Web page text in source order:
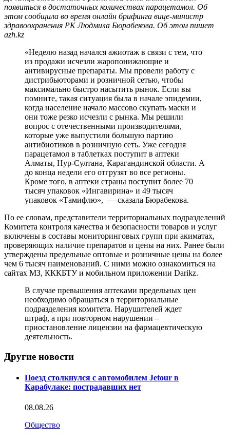
появиться в достаточных количествах парацетамол. Об
этом сообщила во время онлайн брифинга вице-министр
здравоохранения РК Людмила Бюрабекова. Об этом пишет
azh.kz
«Неделю назад начался ажиотаж в связи с тем, что
из продажи исчезли жаропонижающие и
антивирусные препараты. Мы провели работу с
дистрибьюторами и розничной сетью, чтобы
максимально быстро насытить рынок. Если вы
помните, такая ситуация была в начале эпидемии,
когда население начало массово скупать маски и
они тоже резко исчезли с рынка. Мы решили
вопрос с отечественными производителями,
которые уже выпустили большую партию
антибиотиков в розничную сеть. Уже сегодня
парацетамол в таблетках поступит в аптеки
Алматы, Нур-Султана, Карагандинской области. А
до конца недели его отгрузят во все регионы.
Кроме того, в аптеки страны поступит более 70
тысяч упаковок «Ингавирина» и 49 тысяч
упаковок «Тамифлю», — сказала Бюрабекова.
По ее словам, представители территориальных подразделений
Комитета контроля качества и безопасности товаров и услуг
включены в составы мониторинговых групп при акиматах,
проверяющих наличие препаратов и цены на них. Ранее были
утверждены предельные оптовые и розничные цены на более
чем 6 тысяч наименований. С ними можно ознакомиться на
сайтах МЗ, КККБТУ и мобильном приложении Darikz.
В случае превышения аптеками предельных цен
необходимо обращаться в территориальные
подразделения комитета. Нарушителей ждет
штраф, а при повторном нарушении –
приостановление лицензии на фармацевтическую
деятельность.
Другие новости
Поезд столкнулся с автомобилем Jetour в
Карабулаке: пострадавших нет
08.08.26
Общество